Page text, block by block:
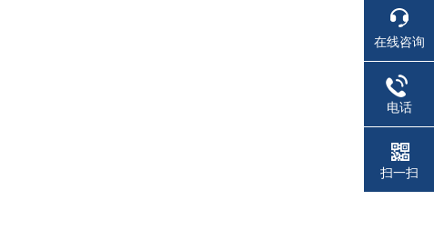
在线咨询
电话
扫一扫